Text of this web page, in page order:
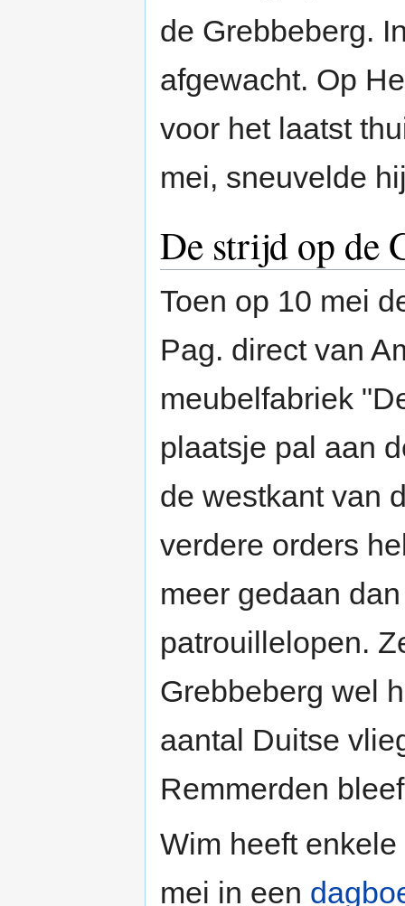
de Grebbeberg.
afgewacht. Op
voor het laatst
mei, sneuvelde
De strijd op de
Toen op 10 mei
Pag. direct van
meubelfabriek
plaatsje pal aan
de westkant van
verdere orders
meer gedaan
patrouillelopen.
Grebbeberg wel
aantal Duitse
Remmerden
Wim heeft
mei in een